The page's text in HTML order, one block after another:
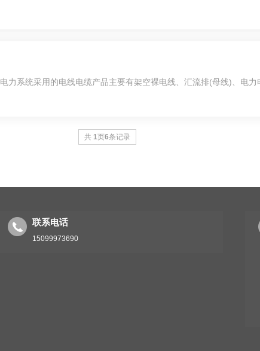
力系统采用的电线电缆产品主要有架空裸电线、汇流排(母线)、电
共 1页6条记录
联系电话
15099973690